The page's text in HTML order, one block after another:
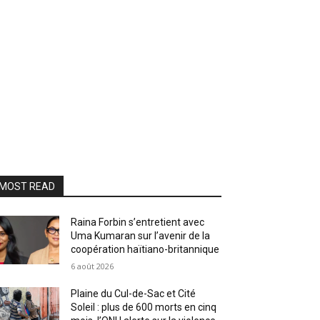
READ
Raina Forbin s’entretient avec
Uma Kumaran sur l’avenir de la
coopération haïtiano-britannique
6 août 2026
Plaine du Cul-de-Sac et Cité
Soleil : plus de 600 morts en cinq